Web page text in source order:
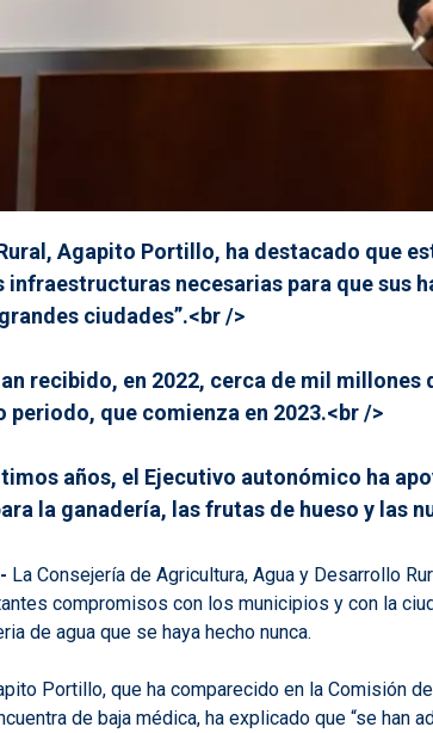
Agapito Portillo, ha destacado que
necesarias para que
ciudades”.<br />
recibido, en 2022, cerca de mil
periodo, que comienza en 2023.<br />
años, el Ejecutivo autonómico ha
la ganadería, las frutas de hueso y las
La Consejería de Agricultura, Agua y Desarrollo
compromisos con los municipios y con la
de agua que se haya hecho nunca.
Portillo, que ha comparecido en la Comisión
de baja médica, ha explicado que “se